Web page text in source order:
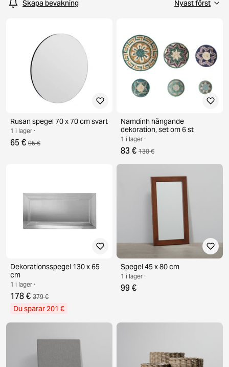
Skapa bevakning
Rusan spegel 70 x 70 cm svart
1 i lager ·
65 € 95 €
Namdinh hängande
dekoration, set om 6 st
1 i lager ·
83 € 130 €
Dekorationsspegel 130 x 65
cm
1 i lager ·
178 € 379 €
Du sparar 201 €
Spegel 45 x 80 cm
1 i lager ·
99 €